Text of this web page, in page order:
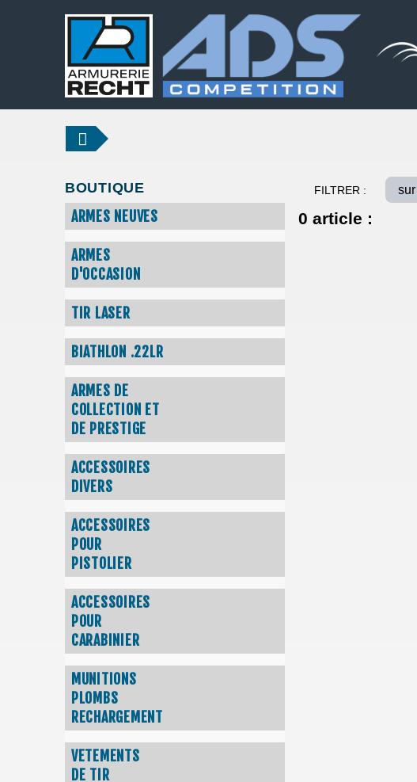
BOUTIQUE
ARMES NEUVES
ARMES
D'OCCASION
TIR LASER
BIATHLON .22LR
ARMES DE
COLLECTION ET
DE PRESTIGE
ACCESSOIRES
DIVERS
ACCESSOIRES
POUR
PISTOLIER
ACCESSOIRES
POUR
CARABINIER
MUNITIONS
PLOMBS
RECHARGEMENT
VETEMENTS
DE TIR
FILTRER :
0 article :